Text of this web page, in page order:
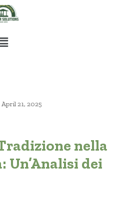
April 21, 2025
nella
Un’Analisi dei